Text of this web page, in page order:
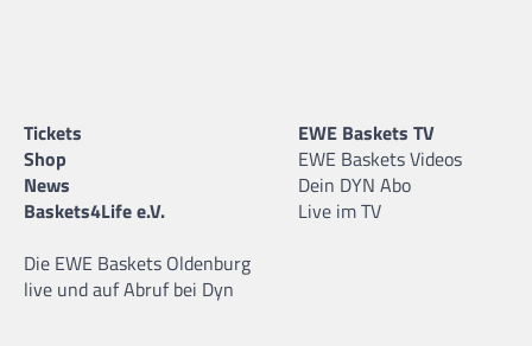
Tickets
Shop
News
Baskets4Life e.V.
Die EWE Baskets Oldenburg
live und auf Abruf bei Dyn
EWE Baskets TV
EWE Baskets Videos
Dein DYN Abo
Live im TV